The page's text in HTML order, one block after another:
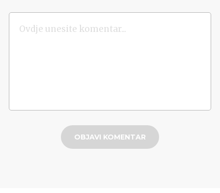
OBJAVI KOMENTAR